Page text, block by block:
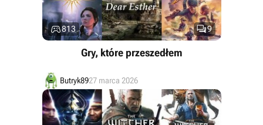
9
813
Gry, które przeszedłem
Butryk8927 marca 2026